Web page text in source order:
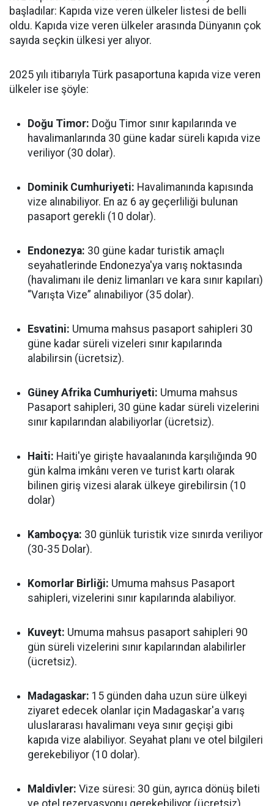
başladılar: Kapıda vize veren ülkeler listesi de belli
oldu. Kapıda vize veren ülkeler arasında Dünyanın çok
sayıda seçkin ülkesi yer alıyor.
2025 yılı itibarıyla Türk pasaportuna kapıda vize veren
ülkeler ise şöyle:
Doğu Timor: Doğu Timor sınır kapılarında ve
havalimanlarında 30 güne kadar süreli kapıda vize
veriliyor (30 dolar).
Dominik Cumhuriyeti: Havalimanında kapısında
vize alınabiliyor. En az 6 ay geçerliliği bulunan
pasaport gerekli (10 dolar).
Endonezya: 30 güne kadar turistik amaçlı
seyahatlerinde Endonezya'ya varış noktasında
(havalimanı ile deniz limanları ve kara sınır kapıları)
“Varışta Vize” alınabiliyor (35 dolar).
Esvatini: Umuma mahsus pasaport sahipleri 30
güne kadar süreli vizeleri sınır kapılarında
alabilirsin (ücretsiz).
Güney Afrika Cumhuriyeti: Umuma mahsus
Pasaport sahipleri, 30 güne kadar süreli vizelerini
sınır kapılarından alabiliyorlar (ücretsiz).
Haiti: Haiti'ye girişte havaalanında karşılığında 90
gün kalma imkânı veren ve turist kartı olarak
bilinen giriş vizesi alarak ülkeye girebilirsin (10
dolar)
Kamboçya: 30 günlük turistik vize sınırda veriliyor
(30-35 Dolar).
Komorlar Birliği: Umuma mahsus Pasaport
sahipleri, vizelerini sınır kapılarında alabiliyor.
Kuveyt: Umuma mahsus pasaport sahipleri 90
gün süreli vizelerini sınır kapılarından alabilirler
(ücretsiz).
Madagaskar: 15 günden daha uzun süre ülkeyi
ziyaret edecek olanlar için Madagaskar'a varış
uluslararası havalimanı veya sınır geçişi gibi
kapıda vize alabiliyor. Seyahat planı ve otel bilgileri
gerekebiliyor (10 dolar).
Maldivler: Vize süresi: 30 gün, ayrıca dönüş bileti